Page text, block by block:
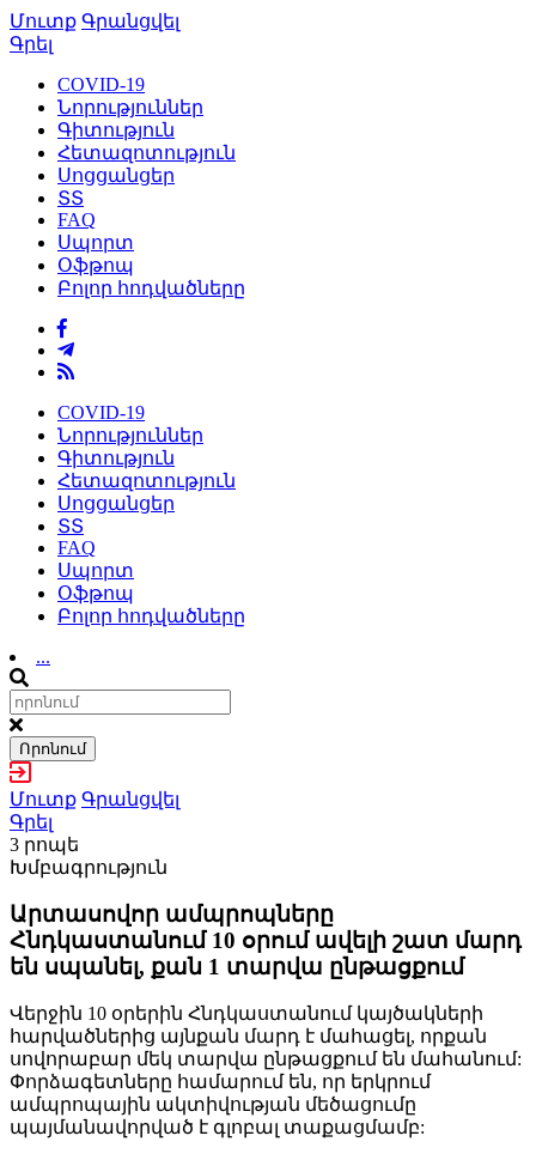
Մուտք Գրանցվել
Գրել
COVID-19
Նորություններ
Գիտություն
Հետազոտություն
Սոցցանցեր
ՏՏ
FAQ
Սպորտ
Օֆթոպ
Բոլոր հոդվածները
COVID-19
Նորություններ
Գիտություն
Հետազոտություն
Սոցցանցեր
ՏՏ
FAQ
Սպորտ
Օֆթոպ
Բոլոր հոդվածները
...
Որոնում
Մուտք Գրանցվել
Գրել
3 րոպե
Խմբագրություն
Արտասովոր ամպրոպները
Հնդկաստանում 10 օրում ավելի շատ մարդ
են սպանել, քան 1 տարվա ընթացքում
Վերջին 10 օրերին Հնդկաստանում կայծակների
հարվածներից այնքան մարդ է մահացել, որքան
սովորաբար մեկ տարվա ընթացքում են մահանում:
Փորձագետները համարում են, որ երկրում
ամպրոպային ակտիվության մեծացումը
պայմանավորված է գլոբալ տաքացմամբ: